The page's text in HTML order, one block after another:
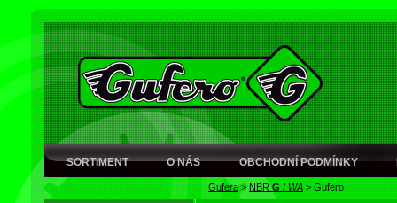
SORTIMENT O NÁS OBCHODNÍ PODMÍNKY
Gufera> NBRG / WA > Gufero